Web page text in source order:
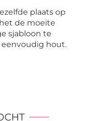
plaats op
de moeite
sjabloon te
hout.